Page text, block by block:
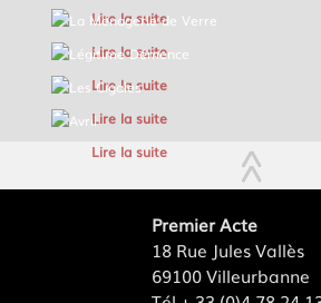
Lire la suite
Lire la suite
Lire la suite
Lire la suite
Lire la suite
Premier Acte
18 Rue Jules Vallès
69100 Villeurbanne